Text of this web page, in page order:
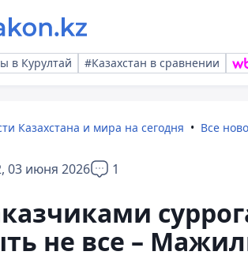
в Курултай #Казахстан в сравнении
Казахстана и мира на сегодня Все
03 июня 2026 1
не все –